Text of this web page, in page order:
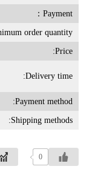
Payment：
order quantity：
Price:
Delivery time:
Payment method:
Shipping methods:
0